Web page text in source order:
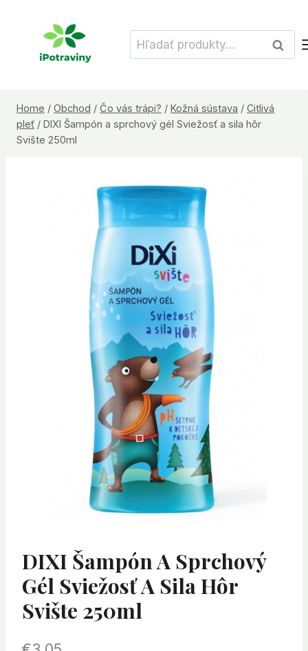
Hľadať:
Home / Obchod / Čo vás trápi? / Kožná sústava / Citlivá
pleť / DIXI Šampón a sprchový gél Sviežosť a sila hôr
Svište 250ml
DIXI Šampón A Sprchový
Gél Sviežosť A Sila Hôr
Svište 250ml